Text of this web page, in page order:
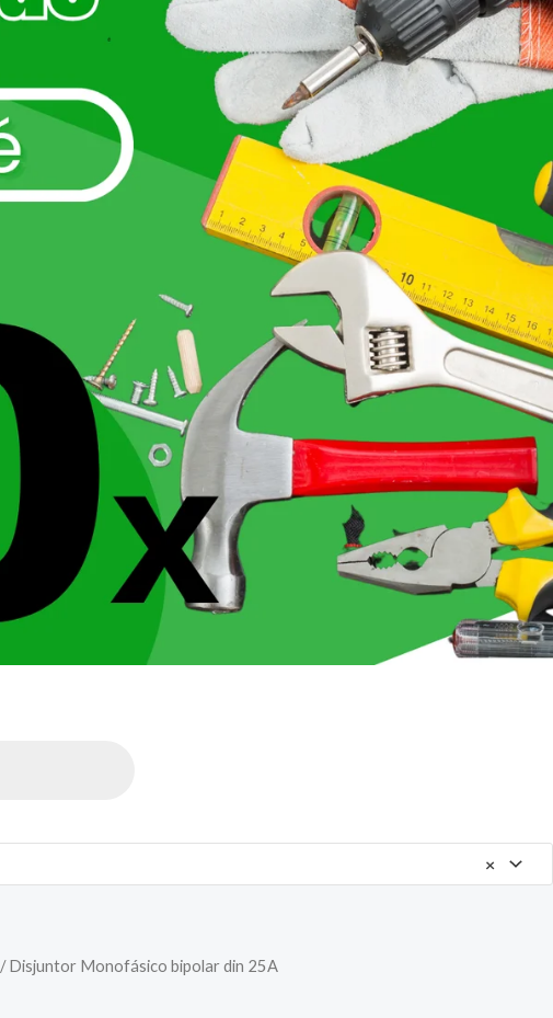
×
/ Disjuntor Monofásico bipolar din 25A